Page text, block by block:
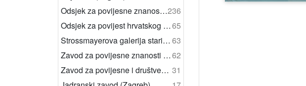
Odsjek za povijesne znanosti (Zagreb 1948)236
Odsjek za povijest hrvatskog kazališta (Zagreb)65
Strossmayerova galerija starih majstora (Zagreb)63
Zavod za povijesne znanosti (Zadar)62
Zavod za povijesne i društvene znanosti (Rijeka) 31